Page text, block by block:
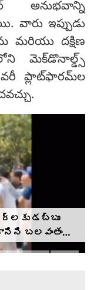
అనుభవాన్ని
వారు ఇప్పుడు
మరియు దక్షిణ
మెక్‌డొనాల్డ్స్
ప్లాట్‌ఫారమ్‌ల
డబ్బు
బలవంతంగా
మెడకు